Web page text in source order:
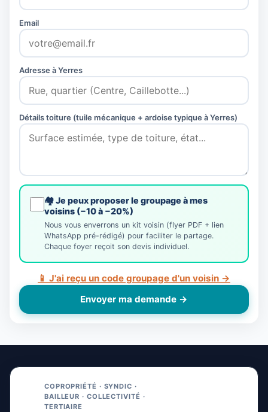
Email
Adresse à Yerres
Détails toiture (tuile mécanique + ardoise typique à Yerres)
🏘️ Je peux proposer le groupage à mes
voisins (−10 à −20%)
Nous vous enverrons un kit voisin (flyer PDF + lien
WhatsApp pré-rédigé) pour faciliter le partage.
Chaque foyer reçoit son devis individuel.
📱 J'ai reçu un code groupage d'un voisin →
Envoyer ma demande →
COPROPRIÉTÉ · SYNDIC ·
BAILLEUR · COLLECTIVITÉ ·
TERTIAIRE